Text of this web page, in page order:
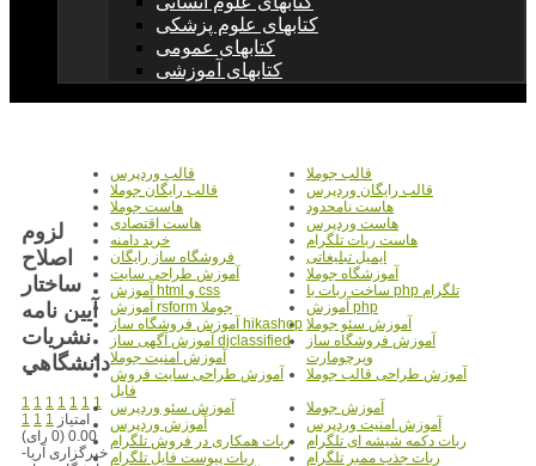
کتابهای علوم پزشکی
کتابهای عمومی
کتابهای آموزشی
قالب جوملا
قالب وردپرس
قالب رایگان وردپرس
قالب رایگان جوملا
هاست نامحدود
هاست جوملا
هاست وردپرس
هاست اقتصادی
هاست ربات تلگرام
خرید دامنه
ایمیل تبلیغاتی
فروشگاه ساز رایگان
آموزشگاه جوملا
آموزش طراحی سایت
ساخت ربات با php تلگرام
آموزش html و css
آموزش php
آموزش rsform جوملا
آموزش سئو جوملا آموزش فروشگاه ساز hikashop
آموزش فروشگاه ساز
ویرچومارت
آموزش آگهی ساز djclassified
آموزش امنیت جوملا
آموزش طراحی قالب جوملا
آموزش طراحی سایت فروش
فایل
آموزش جوملا
آموزش سئو وردپرس
آموزش امنیت وردپرس
آموزش وردپرس
ربات دکمه شیشه ای تلگرام
ربات همکاری در فروش تلگرام
ربات جذب ممبر تلگرام
ربات پیوست فایل تلگرام
لزوم
اصلاح
ساختار
آيين نامه
نشريات
دانشگاهي
1 1 1 1 1 1 1
1 1 1 امتیاز
0.00 (0 رای)
خبرگزاری آریا-